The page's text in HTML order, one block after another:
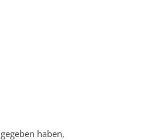
haben,